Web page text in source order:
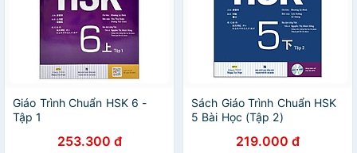
Giáo Trình Chuẩn HSK 6 -
Tập 1
253.300 đ
Sách Giáo Trình Chuẩn HSK
5 Bài Học (Tập 2)
219.000 đ